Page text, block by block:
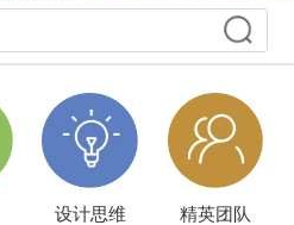
设计思维 精英团队